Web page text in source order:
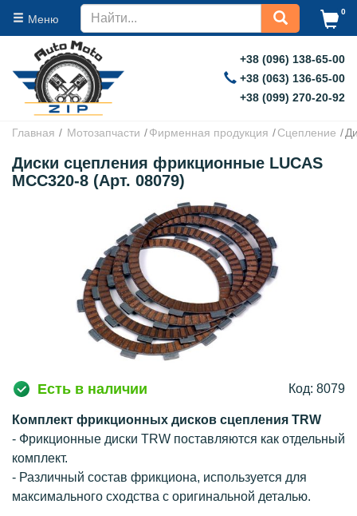
Меню
0
+38 (096) 138-65-00
+38 (063) 136-65-00
+38 (099) 270-20-92
Главная Мотозапчасти Фирменная продукция Сцепление
Диски сцепления фрикционные LUCAS
MCC320-8 (Арт. 08079)
Есть в наличии Код: 8079
Комплект фрикционных дисков сцепления TRW
- Фрикционные диски TRW поставляются как отдельный
комплект.
- Различный состав фрикциона, используется для
максимального сходства с оригинальной деталью.